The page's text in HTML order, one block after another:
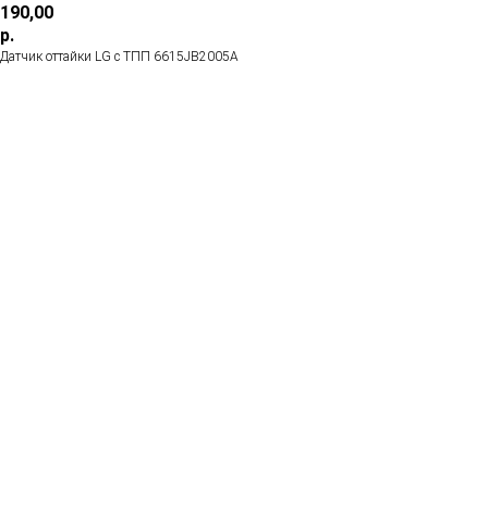
190,00
р.
Датчик оттайки LG с ТПП 6615JB2005A